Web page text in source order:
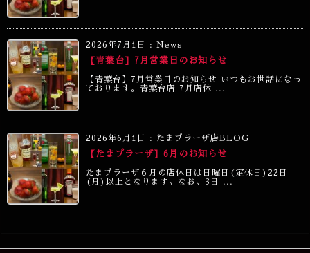
2026年7月1日 : News
【青葉台】7月営業日のお知らせ
【青葉台】7月営業日のお知らせ いつもお世話になっ
ております。青葉台店 7月店休 ...
2026年6月1日 : たまプラーザ店BLOG
【たまプラーザ】6月のお知らせ
たまプラーザ６月の店休日は日曜日(定休日)22日
(月)以上となります。なお、3日 ...